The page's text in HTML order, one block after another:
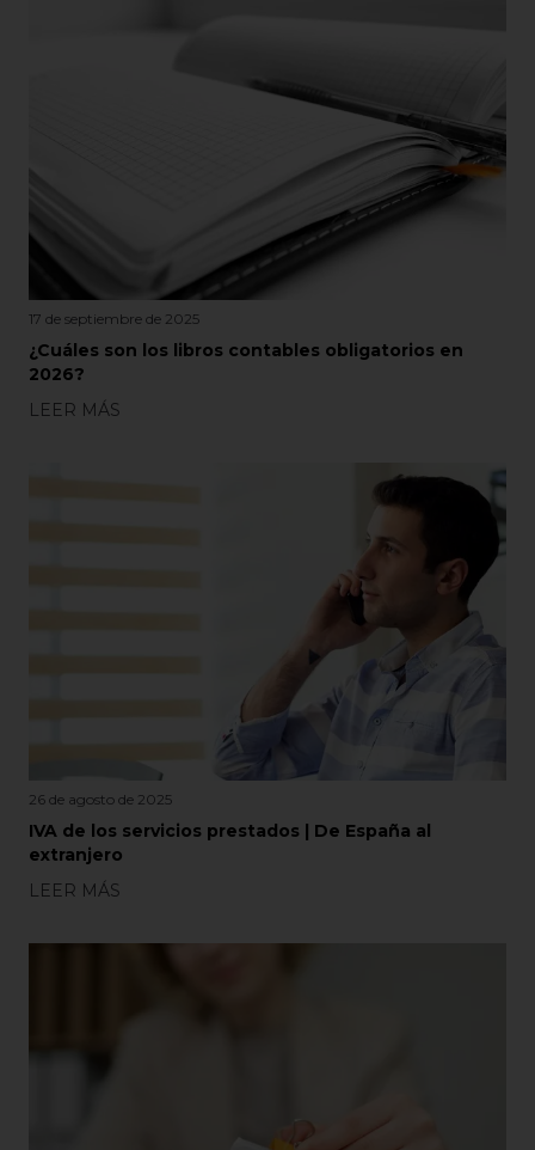
17 de septiembre de 2025
¿Cuáles son los libros contables obligatorios en
2026?
LEER MÁS
26 de agosto de 2025
IVA de los servicios prestados | De España al
extranjero
LEER MÁS